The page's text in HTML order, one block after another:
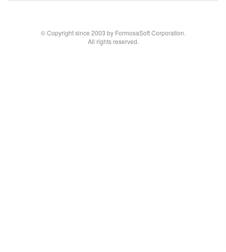
© Copyright since 2003 by FormosaSoft Corporation.
All rights reserved.